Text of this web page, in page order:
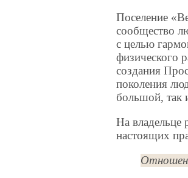
Поселение
сообщество
с целью
физического
создания
поколения
большой, так
На владельце
настоящих